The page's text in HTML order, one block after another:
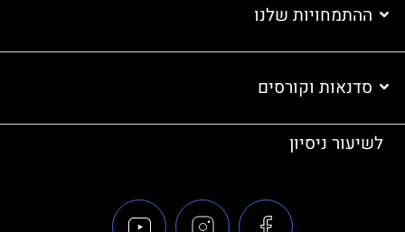
ההתמחויות שלנו
סדנאות וקורסים
לשיעור ניסיון